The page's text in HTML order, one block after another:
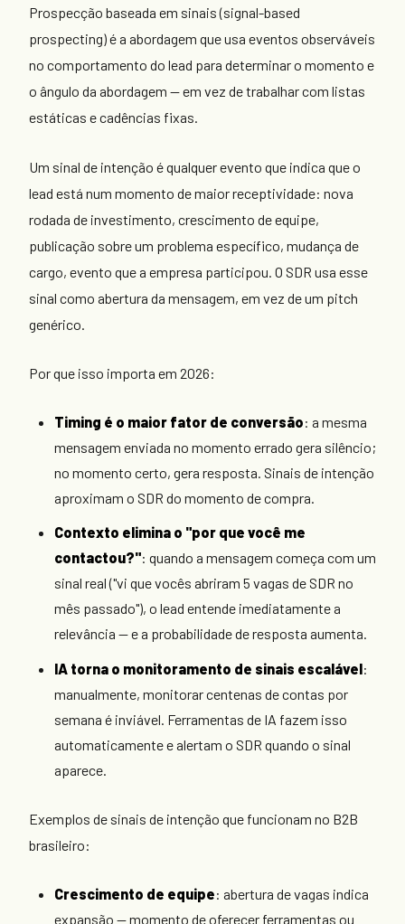
Prospecção baseada em sinais (signal-based
prospecting) é a abordagem que usa eventos observáveis
no comportamento do lead para determinar o momento e
o ângulo da abordagem — em vez de trabalhar com listas
estáticas e cadências fixas.
Um sinal de intenção é qualquer evento que indica que o
lead está num momento de maior receptividade: nova
rodada de investimento, crescimento de equipe,
publicação sobre um problema específico, mudança de
cargo, evento que a empresa participou. O SDR usa esse
sinal como abertura da mensagem, em vez de um pitch
genérico.
Por que isso importa em 2026:
Timing é o maior fator de conversão: a mesma
mensagem enviada no momento errado gera silêncio;
no momento certo, gera resposta. Sinais de intenção
aproximam o SDR do momento de compra.
Contexto elimina o "por que você me
contactou?": quando a mensagem começa com um
sinal real ("vi que vocês abriram 5 vagas de SDR no
mês passado"), o lead entende imediatamente a
relevância — e a probabilidade de resposta aumenta.
IA torna o monitoramento de sinais escalável:
manualmente, monitorar centenas de contas por
semana é inviável. Ferramentas de IA fazem isso
automaticamente e alertam o SDR quando o sinal
aparece.
Exemplos de sinais de intenção que funcionam no B2B
brasileiro:
Crescimento de equipe: abertura de vagas indica
expansão — momento de oferecer ferramentas ou